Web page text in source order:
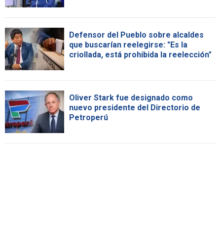
Defensor del Pueblo sobre alcaldes
que buscarían reelegirse: "Es la
criollada, está prohibida la reelección"
Oliver Stark fue designado como
nuevo presidente del Directorio de
Petroperú